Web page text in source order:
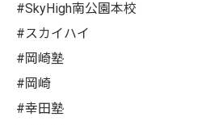
#SkyHigh南公園本校
#スカイハイ
#岡崎塾
#岡崎
#幸田塾